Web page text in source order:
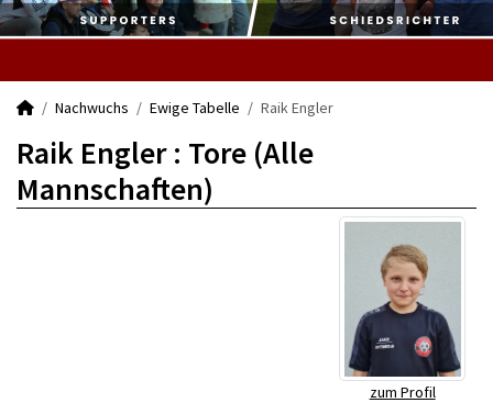
Nachwuchs Ewige Tabelle Raik Engler
Raik Engler : Tore (Alle
Mannschaften)
zum Profil